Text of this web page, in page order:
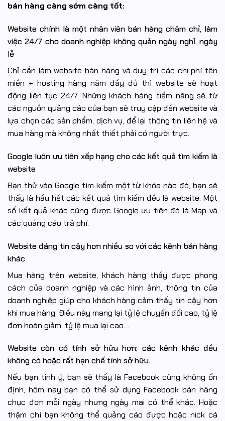
bán hàng càng sớm càng tốt:
Website chính là một nhân viên bán hàng chăm chỉ, làm
việc 24/7 cho doanh nghiệp không quản ngày nghỉ, ngày
lễ
Chỉ cần làm website bán hàng và duy trì các chi phí tên
miền + hosting hàng năm đầy đủ thì website sẽ hoạt
động liên tục 24/7. Những khách hàng tiềm năng sẽ từ
các nguồn quảng cáo của bạn sẽ truy cập đến website và
lựa chọn các sản phẩm, dịch vụ, để lại thông tin liên hệ và
mua hàng mà không nhất thiết phải có người trực.
Google luôn ưu tiên xếp hạng cho các kết quả tìm kiếm là
website
Bạn thử vào Google tìm kiếm một từ khóa nào đó, bạn sẽ
thấy là hầu hết các kết quả tìm kiếm đều là website. Một
số kết quả khác cũng được Google ưu tiên đó là Map và
các quảng cáo trả phí.
Website đáng tin cậy hơn nhiều so với các kênh bán hàng
khác
Mua hàng trên website, khách hàng thấy được phong
cách của doanh nghiệp và các hình ảnh, thông tin của
doanh nghiệp giúp cho khách hàng cảm thấy tin cậy hơn
khi mua hàng. Điều này mang lại tỷ lệ chuyển đổi cao, tỷ lệ
đơn hoàn giảm, tỷ lệ mua lại cao…
Website còn có tính sở hữu hơn; các kênh khác đều
không có hoặc rất hạn chế tính sở hữu.
Nếu bạn tinh ý, bạn sẽ thấy là Facebook cũng không ổn
định, hôm nay bạn có thể sử dụng Facebook bán hàng
chục đơn mỗi ngày nhưng ngày mai có thể khác. Hoặc
thậm chí bạn không thể quảng cáo được hoặc nick cá